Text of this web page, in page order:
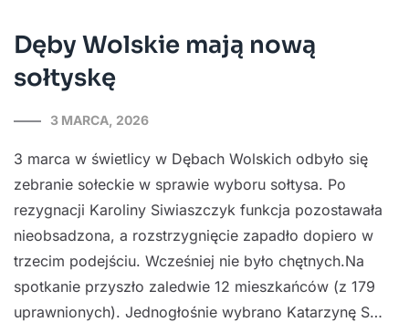
Dęby Wolskie mają nową
sołtyskę
3 MARCA, 2026
3 marca w świetlicy w Dębach Wolskich odbyło się
zebranie sołeckie w sprawie wyboru sołtysa. Po
rezygnacji Karoliny Siwiaszczyk funkcja pozostawała
nieobsadzona, a rozstrzygnięcie zapadło dopiero w
trzecim podejściu. Wcześniej nie było chętnych.Na
spotkanie przyszło zaledwie 12 mieszkańców (z 179
uprawnionych). Jednogłośnie wybrano Katarzynę S…